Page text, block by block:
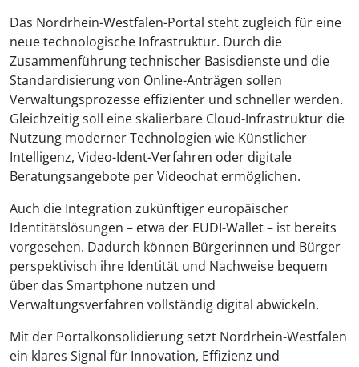
Das Nordrhein-Westfalen-Portal steht zugleich für eine
neue technologische Infrastruktur. Durch die
Zusammenführung technischer Basisdienste und die
Standardisierung von Online-Anträgen sollen
Verwaltungsprozesse effizienter und schneller werden.
Gleichzeitig soll eine skalierbare Cloud-Infrastruktur die
Nutzung moderner Technologien wie Künstlicher
Intelligenz, Video-Ident-Verfahren oder digitale
Beratungsangebote per Videochat ermöglichen.
Auch die Integration zukünftiger europäischer
Identitätslösungen – etwa der EUDI-Wallet – ist bereits
vorgesehen. Dadurch können Bürgerinnen und Bürger
perspektivisch ihre Identität und Nachweise bequem
über das Smartphone nutzen und
Verwaltungsverfahren vollständig digital abwickeln.
Mit der Portalkonsolidierung setzt Nordrhein-Westfalen
ein klares Signal für Innovation, Effizienz und